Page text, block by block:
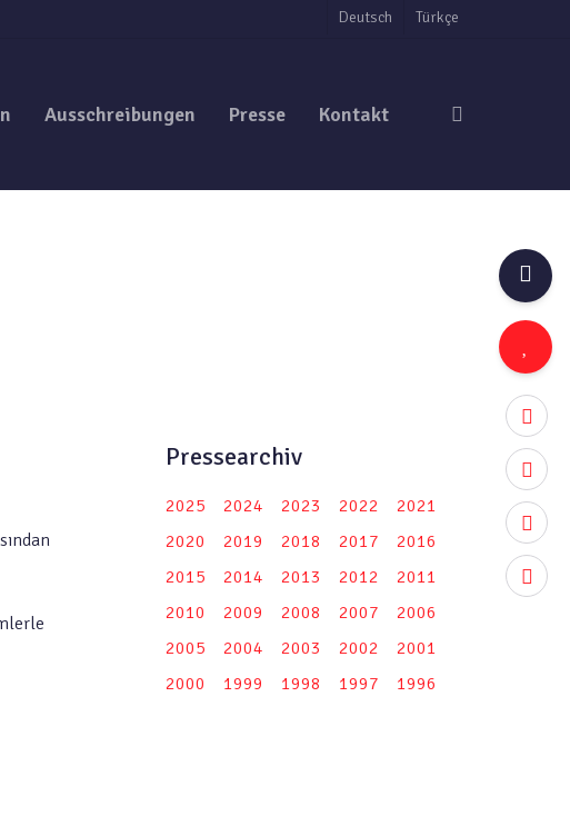
twitter
Deutsch Türkçe
Ausschreibungen Presse Kontakt
Pressearchiv
2025 2024 2023 2022
2021
2020
2019 2018 2017
2016
2015
2014 2013 2012
2011
2010
2009 2008 2007
2006
2005
2004 2003 2002
2001
2000
1999 1998 1997 1996